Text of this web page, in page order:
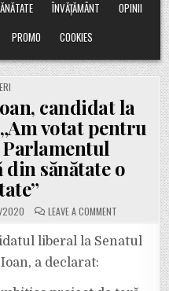
ÎNVĂȚĂMÂNT
OPINII
PROMO COOKIES
candidat la
votat pentru
din sănătate o
2020 LEAVE A COMMENT
RALUCA
IOAN,
CANDIDAT
„AM
liberal la Senatul
a declarat: